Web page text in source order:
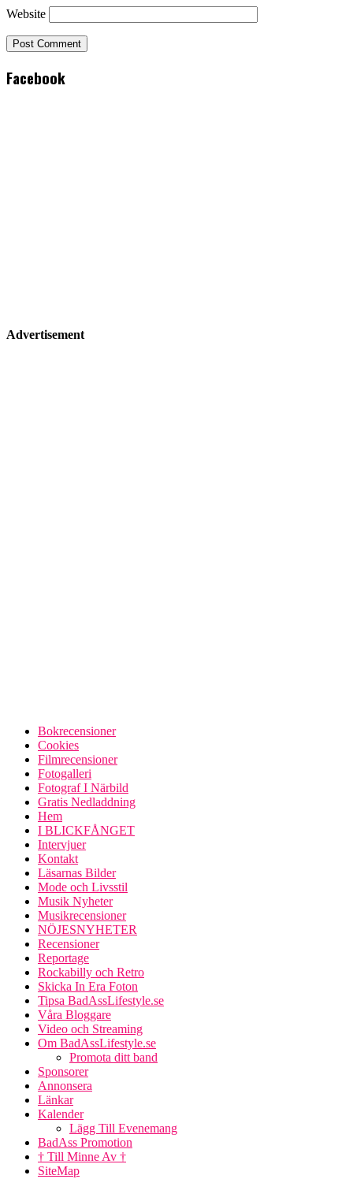
Website
Facebook
Advertisement
Bokrecensioner
Cookies
Filmrecensioner
Fotogalleri
Fotograf I Närbild
Gratis Nedladdning
Hem
I BLICKFÅNGET
Intervjuer
Kontakt
Läsarnas Bilder
Mode och Livsstil
Musik Nyheter
Musikrecensioner
NÖJESNYHETER
Recensioner
Reportage
Rockabilly och Retro
Skicka In Era Foton
Tipsa BadAssLifestyle.se
Våra Bloggare
Video och Streaming
Om BadAssLifestyle.se
Promota ditt band
Sponsorer
Annonsera
Länkar
Kalender
Lägg Till Evenemang
BadAss Promotion
† Till Minne Av †
SiteMap